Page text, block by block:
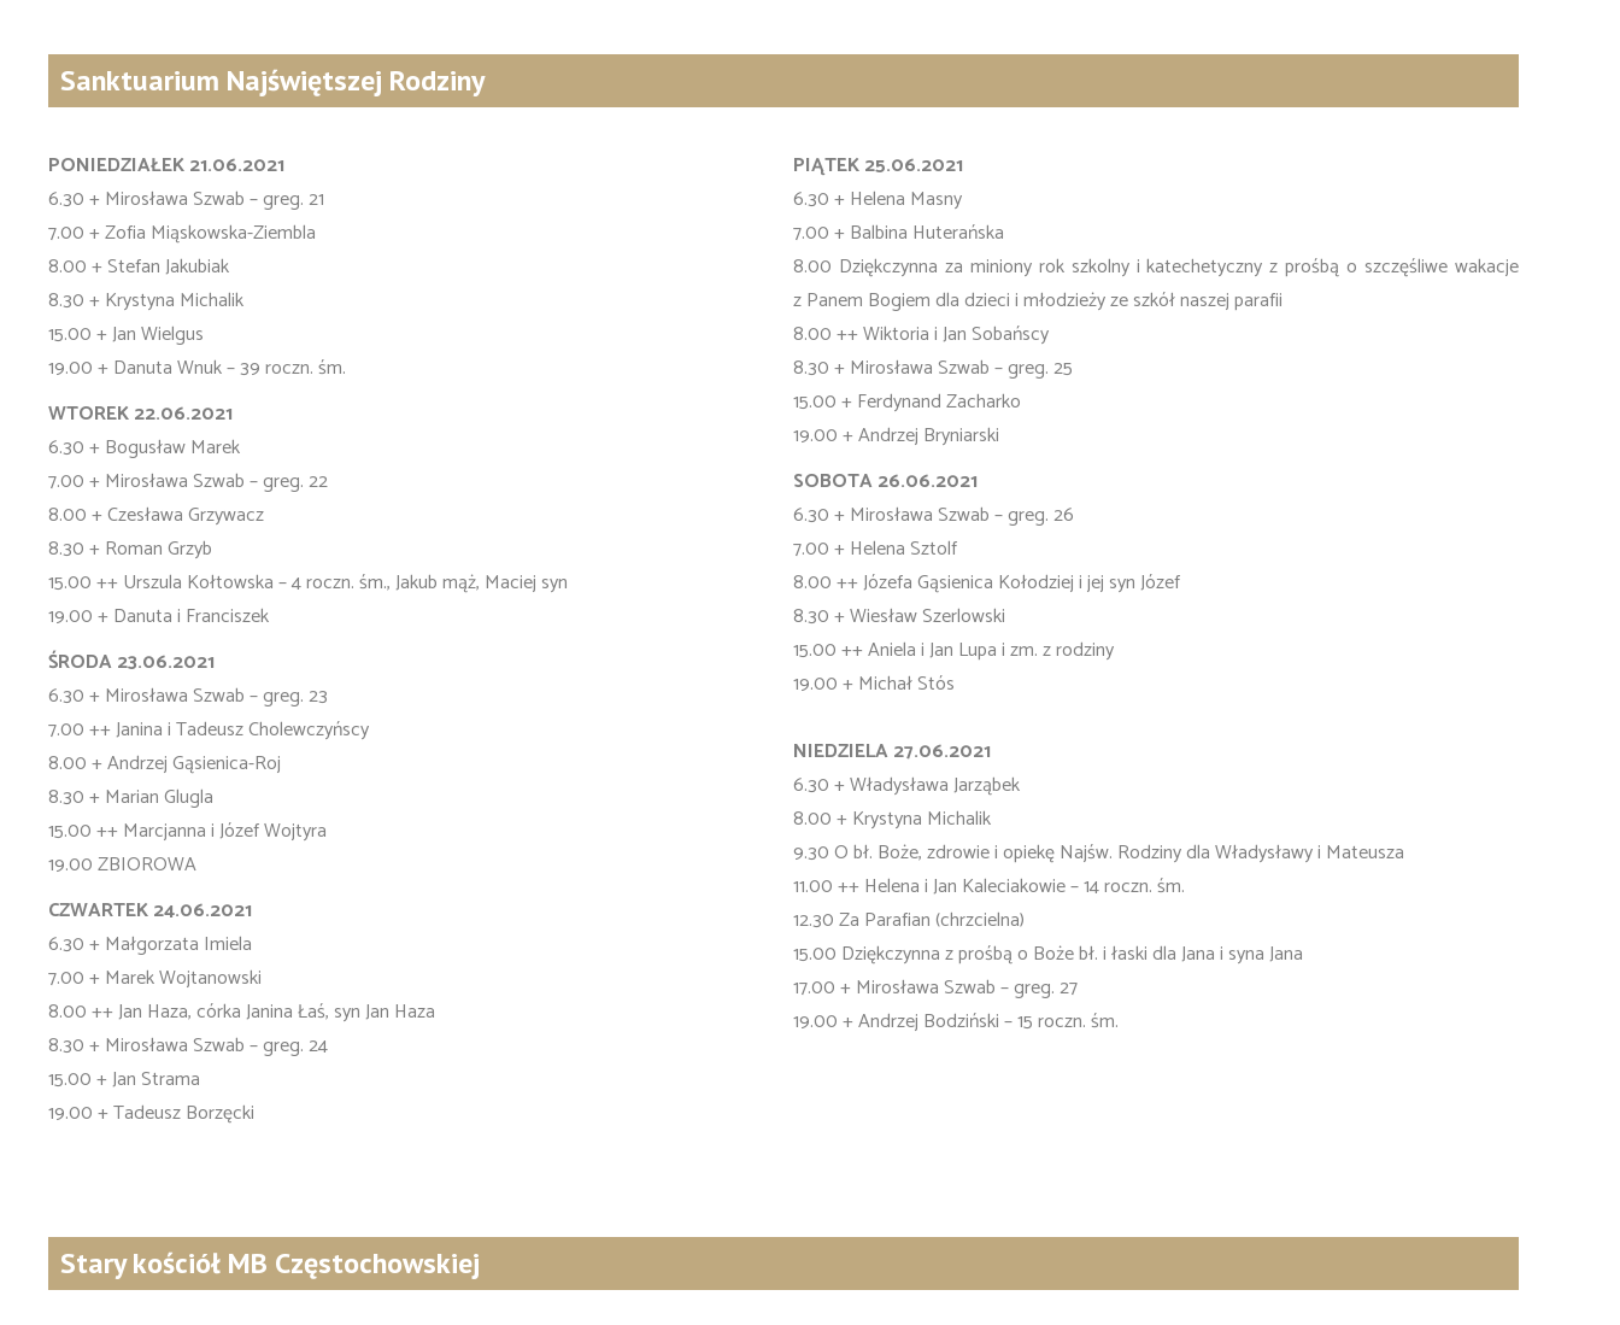
Sanktuarium Najświętszej Rodziny
PONIEDZIAŁEK 21.06.2021
6.30 + Mirosława Szwab – greg. 21
7.00 + Zofia Miąskowska-Ziembla
8.00 + Stefan Jakubiak
8.30 + Krystyna Michalik
15.00 + Jan Wielgus
19.00 + Danuta Wnuk – 39 roczn. śm.
WTOREK 22.06.2021
6.30 + Bogusław Marek
7.00 + Mirosława Szwab – greg. 22
8.00 + Czesława Grzywacz
8.30 + Roman Grzyb
15.00 ++ Urszula Kołtowska – 4 roczn. śm., Jakub mąż, Maciej syn
19.00 + Danuta i Franciszek
ŚRODA 23.06.2021
6.30 + Mirosława Szwab – greg. 23
7.00 ++ Janina i Tadeusz Cholewczyńscy
8.00 + Andrzej Gąsienica-Roj
8.30 + Marian Glugla
15.00 ++ Marcjanna i Józef Wojtyra
19.00 ZBIOROWA
CZWARTEK 24.06.2021
6.30 + Małgorzata Imiela
7.00 + Marek Wojtanowski
8.00 ++ Jan Haza, córka Janina Łaś, syn Jan Haza
8.30 + Mirosława Szwab – greg. 24
15.00 + Jan Strama
19.00 + Tadeusz Borzęcki
PIĄTEK 25.06.2021
6.30 + Helena Masny
7.00 + Balbina Huterańska
8.00 Dziękczynna za miniony rok szkolny i katechetyczny z prośbą o szczęśliwe wakacje
z Panem Bogiem dla dzieci i młodzieży ze szkół naszej parafii
8.00 ++ Wiktoria i Jan Sobańscy
8.30 + Mirosława Szwab – greg. 25
15.00 + Ferdynand Zacharko
19.00 + Andrzej Bryniarski
SOBOTA 26.06.2021
6.30 + Mirosława Szwab – greg. 26
7.00 + Helena Sztolf
8.00 ++ Józefa Gąsienica Kołodziej i jej syn Józef
8.30 + Wiesław Szerlowski
15.00 ++ Aniela i Jan Lupa i zm. z rodziny
19.00 + Michał Stós
NIEDZIELA 27.06.2021
6.30 + Władysława Jarząbek
8.00 + Krystyna Michalik
9.30 O bł. Boże, zdrowie i opiekę Najśw. Rodziny dla Władysławy i Mateusza
11.00 ++ Helena i Jan Kaleciakowie – 14 roczn. śm.
12.30 Za Parafian (chrzcielna)
15.00 Dziękczynna z prośbą o Boże bł. i łaski dla Jana i syna Jana
17.00 + Mirosława Szwab – greg. 27
19.00 + Andrzej Bodziński – 15 roczn. śm.
Stary kościół MB Częstochowskiej